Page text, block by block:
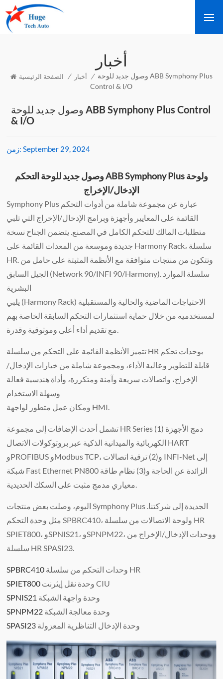
أخبار
الصفحة الرئيسية / أخبار / وصول جديد للوحة ABB Symphony Plus
Control & I/O
وصول جديد للوحة ABB Symphony Plus Control
& I/O
زمن: September 29, 2024
وصول جديد للوحة التحكم ABB Symphony Plus ولوحة
الإدخال/الإخراج
Symphony Plus عبارة عن مجموعة شاملة من أدوات التحكم
القائمة على المعايير وأجهزة وبرامج الإدخال/الإخراج التي تلبي
متطلبات المالك للتحكم الكامل في المصنع. يتضمن الجناح نسخة
جديدة وموسعة من المعدات القائمة على Harmony Rack، سلسلة
HR. وتتكون من منتجات متوافقة مع الأنظمة المثبتة على حامل من
الجيل السابق (Network 90/INFI 90/Harmony). سلسلة الموارد
البشرية
يلبي (Harmony Rack) الاحتياجات الماضية والحالية والمستقبلية
لمستخدميه من خلال حماية استثمارات التحكم السابقة الخاصة بهم
مع تقديم أداء أعلى وموثوقية وقدرة.
تتميز الأنظمة القائمة على التحكم من سلسلة HR بوحدات تحكم
قابلة للتطوير وعالية الأداء، ومجموعة شاملة من خيارات الإدخال/
الإخراج، واتصالات سريعة وآمنة ومتكررة، وأداة هندسية فعالة
وسهلة الاستخدام
ومكان عمل متطور لواجهة HMI.
تشمل أحدث الإضافات إلى مجموعة HR Series (1) دمج الأجهزة
الكهربائية والميدانية الذكية عبر بروتوكولات الاتصال HART
وPROFIBUS وModbus TCP، و(2) ترقية اتصالات INFI-Net إلى
شبكة Fast Ethernet PN800 الزائدة عن الحاجة و(3) نظام طاقة
معياري مدمج مثبت على السكك الحديدية.
اليوم، وصلت بعض منتجات Symphony Plus الجديدة إلى شركتنا.
مثل وحدة التحكم SPBRC410، ولوحة الاتصالات من سلسلة HR
SPIET800، وSPNIS21، وSPNPM22، ووحدات الإدخال/الإخراج من
سلسلة HR SPASI23.
SPBRC410
وحدات التحكم من سلسلة HR
SPIET800
وحدة نقل إيثرنت CIU
SPNIS21 وحدة واجهة الشبكة
SPNPM22 وحدة معالجة الشبكة
SPASI23 وحدة الإدخال التناظرية المعزولة